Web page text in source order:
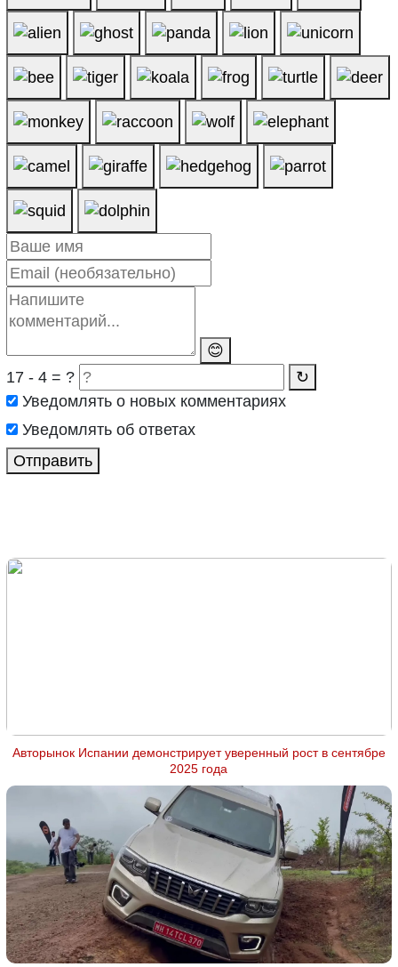
😊
17 - 4 = ?
↻
Уведомлять о новых комментариях
Уведомлять об ответах
Отправить
Авторынок Испании демонстрирует уверенный рост в сентябре
2025 года